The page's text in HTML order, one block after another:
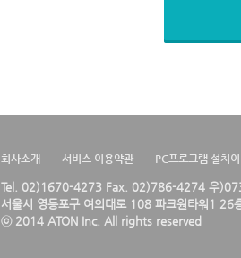
회사소개 서비스 이용약관 PC프로그램 설치
Tel. 02)1670-4273 Fax. 02)786-4274 우
서울시 영등포구 여의대로 108 파크원타워1 26
ⓒ 2014 ATON Inc. All rights reserved